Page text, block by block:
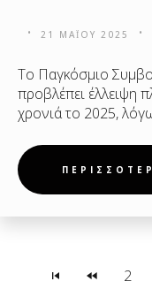
21 ΜΑΪ́ΟΥ 2025
Το Παγκόσμιο
προβλέπει έλλειψη
χρονιά το 2025,
2